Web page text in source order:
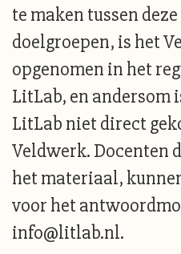
te maken tussen
doelgroepen, is het
opgenomen in het
LitLab, en andersom
LitLab niet direct
Veldwerk. Docenten
het materiaal,
voor het
info@litlab.nl.